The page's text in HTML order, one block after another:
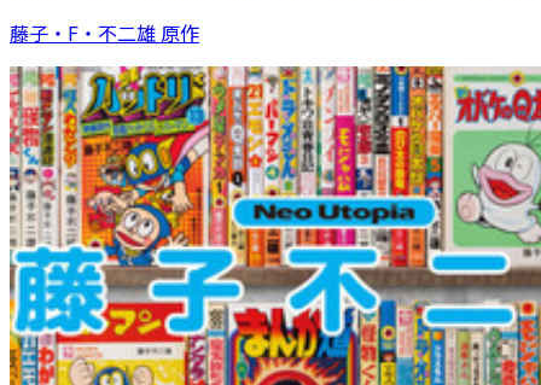
藤子・F・不二雄 原作